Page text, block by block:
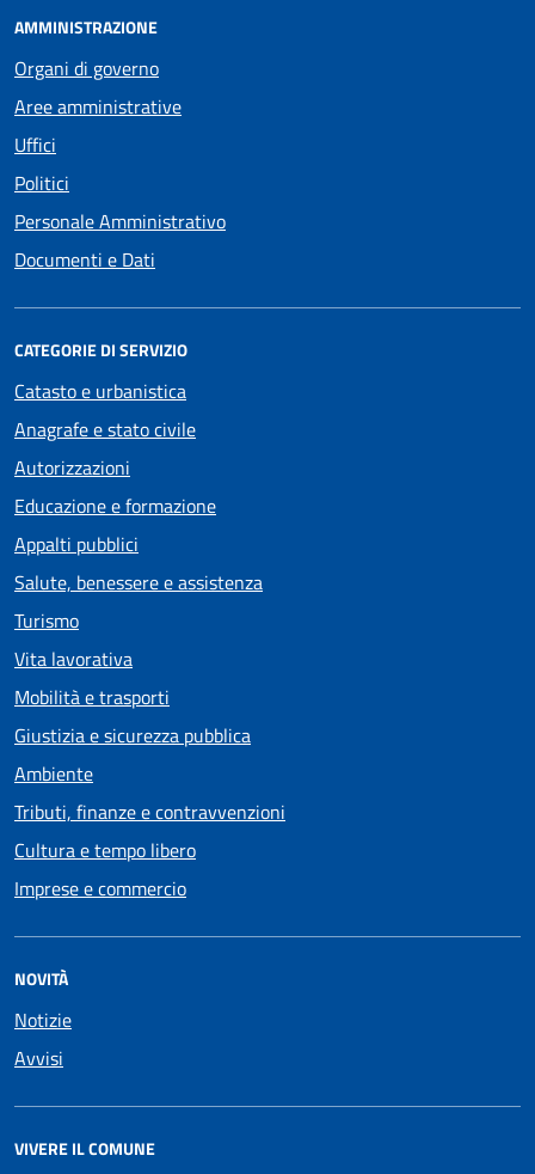
AMMINISTRAZIONE
Organi di governo
Aree amministrative
Uffici
Politici
Personale Amministrativo
Documenti e Dati
CATEGORIE DI SERVIZIO
Catasto e urbanistica
Anagrafe e stato civile
Autorizzazioni
Educazione e formazione
Appalti pubblici
Salute, benessere e assistenza
Turismo
Vita lavorativa
Mobilità e trasporti
Giustizia e sicurezza pubblica
Ambiente
Tributi, finanze e contravvenzioni
Cultura e tempo libero
Imprese e commercio
NOVITÀ
Notizie
Avvisi
VIVERE IL COMUNE